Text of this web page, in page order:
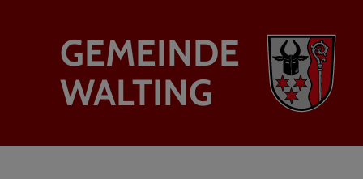
GEMEINDE
WALTING